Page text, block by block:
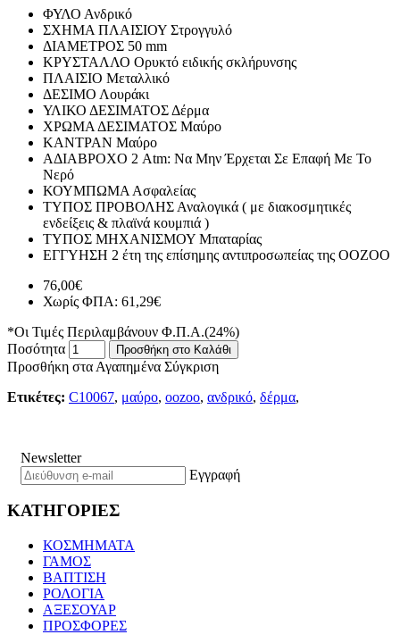
ΦΥΛΟ Ανδρικό
ΣΧΗΜΑ ΠΛΑΙΣΙΟΥ Στρογγυλό
ΔΙΑΜΕΤΡΟΣ 50 mm
ΚΡΥΣΤΑΛΛΟ Ορυκτό ειδικής σκλήρυνσης
ΠΛΑΙΣΙΟ Μεταλλικό
ΔΕΣΙΜΟ Λουράκι
ΥΛΙΚΟ ΔΕΣΙΜΑΤΟΣ Δέρμα
ΧΡΩΜΑ ΔΕΣΙΜΑΤΟΣ Μαύρο
ΚΑΝΤΡΑΝ Μαύρο
ΑΔΙΑΒΡΟΧΟ 2 Atm: Να Μην Έρχεται Σε Επαφή Με Το
Νερό
ΚΟΥΜΠΩΜΑ Ασφαλείας
ΤΥΠΟΣ ΠΡΟΒΟΛΗΣ Αναλογικά ( με διακοσμητικές
ενδείξεις & πλαϊνά κουμπιά )
ΤΥΠΟΣ ΜΗΧΑΝΙΣΜΟΥ Μπαταρίας
ΕΓΓΥΗΣΗ 2 έτη της επίσημης αντιπροσωπείας της ΟΟΖΟΟ
76,00€
Χωρίς ΦΠΑ: 61,29€
*Οι Τιμές Περιλαμβάνουν Φ.Π.Α.(24%)
Ποσότητα
Προσθήκη στο Καλάθι
Προσθήκη στα Αγαπημένα Σύγκριση
Ετικέτες: C10067, μαύρο, oozoo, ανδρικό, δέρμα,
Newsletter
Εγγραφή
ΚΑΤΗΓΟΡΙΕΣ
ΚΟΣΜΗΜΑΤΑ
ΓΑΜΟΣ
ΒΑΠΤΙΣΗ
ΡΟΛΟΓΙΑ
ΑΞΕΣΟΥΑΡ
ΠΡΟΣΦΟΡΕΣ